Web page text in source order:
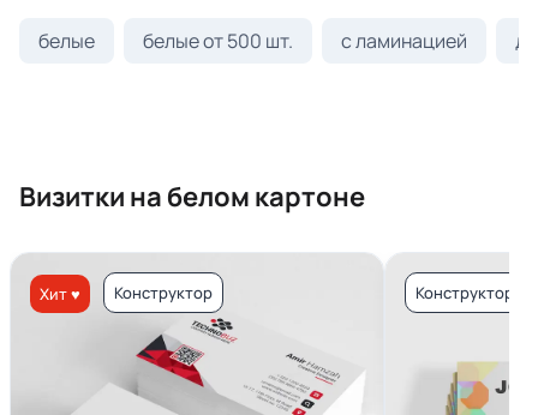
белые белые от 500 шт. с ламинацией
Визитки на белом картоне
Хит ♥ Конструктор Конструктор